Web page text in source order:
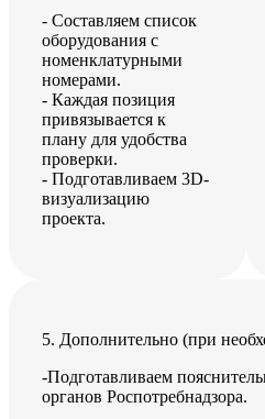
- Составляем список
оборудования с
номенклатурными
номерами.
- Каждая позиция
привязывается к
плану для удобства
проверки.
- Подготавливаем 3D-
визуализацию
проекта.
5. Дополнительно (при
-Подготавливаем
органов Роспотребнадзора.